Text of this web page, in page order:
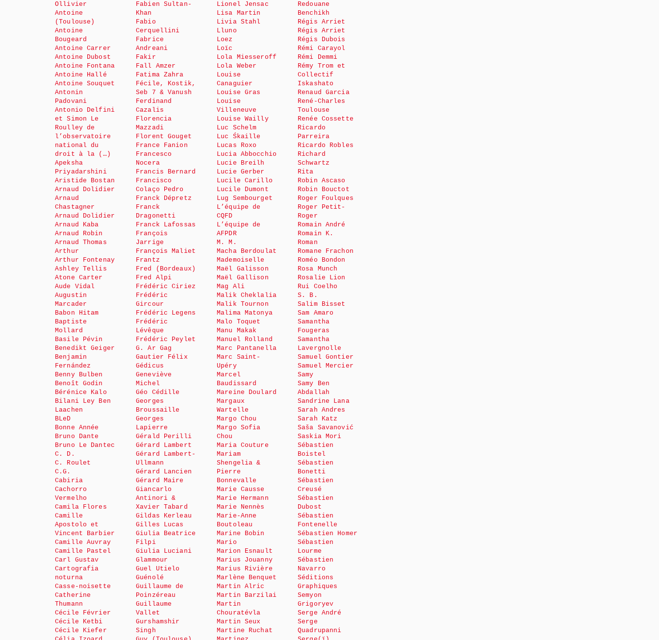
Ollivier
Antoine
(Toulouse)
Antoine
Bougeard
Antoine Carrer
Antoine Dubost
Antoine Fontana
Antoine Hallé
Antoine Souquet
Antonin
Padovani
Antonio Delfini
et Simon Le
Roulley de
l’observatoire
national du
droit à la (…)
Apeksha
Priyadarshini
Aristide Bostan
Arnaud Dolidier
Arnaud
Chastagner
Arnaud Dolidier
Arnaud Kaba
Arnaud Robin
Arnaud Thomas
Arthur
Arthur Fontenay
Ashley Tellis
Atone Carter
Aude Vidal
Augustin
Marcader
Babon Hitam
Baptiste
Mollard
Basile Pévin
Benedikt Geiger
Benjamin
Fernández
Benny Bulben
Benoît Godin
Bérénice Kalo
Bilani Ley Ben
Laachen
BLeD
Bonne Année
Bruno Dante
Bruno Le Dantec
C. D.
C. Roulet
C.G.
Cabiria
Cachorro
Vermelho
Camila Flores
Camille
Apostolo et
Vincent Barbier
Camille Auvray
Camille Pastel
Carl Gustav
Cartografia
noturna
Casse-noisette
Catherine
Thumann
Cécile Février
Cécile Ketbi
Cécile Kiefer
Fabien Sultan-
Khan
Fabio
Cerquellini
Fabrice
Andreani
Fakir
Fall Amzer
Fatima Zahra
Fécile, Kostik,
Seb 7 & Vanush
Ferdinand
Cazalis
Florencia
Mazzadi
Florent Gouget
France Fanion
Francesco
Nocera
Francis Bernard
Francisco
Colaço Pedro
Franck Dépretz
Franck
Dragonetti
Franck Lafossas
François
Jarrige
François Maliet
Frantz
Fred (Bordeaux)
Fred Alpi
Frédéric Ciriez
Frédéric
Gircour
Frédéric Legens
Frédéric
Lévêque
Frédéric Peylet
G. Ar Gag
Gautier Félix
Gédicus
Geneviève
Michel
Géo Cédille
Georges
Broussaille
Georges
Lapierre
Gérald Perilli
Gérard Lambert
Gérard Lambert-
Ullmann
Gérard Lancien
Gérard Maire
Giancarlo
Antinori &
Xavier Tabard
Gildas Kerleau
Gilles Lucas
Giulia Beatrice
Filpi
Giulia Luciani
Glammour
Guel Utielo
Guénolé
Guillaume de
Poinzéreau
Guillaume
Vallet
Gurshamshir
Singh
Lionel Jensac
Lisa Martin
Livia Stahl
Lluno
Loez
Loïc
Lola Miesseroff
Lola Weber
Louise
Canaguier
Louise Gras
Louise
Villeneuve
Louise Wailly
Luc Schelm
Luc Śkaille
Lucas Roxo
Lucia Abbocchio
Lucie Breilh
Lucie Gerber
Lucile Carillo
Lucile Dumont
Lug Sembourget
L’équipe de
CQFD
L’équipe de
AFPDR
M. M.
Macha Berdoulat
Mademoiselle
Maël Galisson
Maël Gallison
Mag Ali
Malik Cheklalia
Malik Tournon
Malima Matonya
Malo Toquet
Manu Makak
Manuel Rolland
Marc Pantanella
Marc Saint-
Upéry
Marcel
Baudissard
Mareine Doulard
Margaux
Wartelle
Margo Chou
Margo Sofia
Chou
Maria Couture
Mariam
Shengelia &
Pierre
Bonnevalle
Marie Causse
Marie Hermann
Marie Nennès
Marie-Anne
Boutoleau
Marine Bobin
Mario
Marion Esnault
Marius Jouanny
Marius Rivière
Marlène Benquet
Martin Alric
Martin Barzilai
Martin
Chouratévla
Martin Seux
Martine Ruchat
Redouane
Benchikh
Régis Arriet
Régis Arriet
Régis Dubois
Rémi Carayol
Rémi Demmi
Rémy Trom et
Collectif
Iskashato
Renaud Garcia
René-Charles
Toulouse
Renée Cossette
Ricardo
Parreira
Ricardo Robles
Richard
Schwartz
Rita
Robin Ascaso
Robin Bouctot
Roger Foulques
Roger Petit-
Roger
Romain André
Romain K.
Roman
Romane Frachon
Roméo Bondon
Rosa Munch
Rosalie Lion
Rui Coelho
S. B.
Salim Bisset
Sam Amaro
Samantha
Fougeras
Samantha
Lavergnolle
Samuel Gontier
Samuel Mercier
Samy
Samy Ben
Abdallah
Sandrine Lana
Sarah Andres
Sarah Katz
Saša Savanović
Saskia Mori
Sébastien
Boistel
Sébastien
Bonetti
Sébastien
Creusé
Sébastien
Dubost
Sébastien
Fontenelle
Sébastien Homer
Sébastien
Lourme
Sébastien
Navarro
Séditions
Graphiques
Semyon
Grigoryev
Serge André
Serge
Quadrupanni